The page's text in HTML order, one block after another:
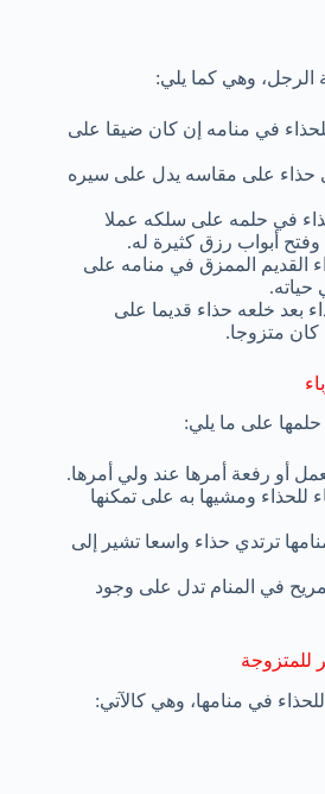
الرجل، وهي كما يلي:
في منامه إن كان ضيقا على
حذاء على مقاسه يدل على سيره
في حلمه على سلكه عملا
وفتح أبواب رزق كثيرة له.
القديم الممزق في منامه على
بعد خلعه حذاء قديما على
متزوجا.
حلمها على ما يلي:
أو رفعة أمرها عند ولي أمرها.
للحذاء ومشيها به على تمكنها
ترتدي حذاء واسعا تشير إلى
في المنام تدل على وجود
للمتزوجة
في منامها، وهي كالآتي: